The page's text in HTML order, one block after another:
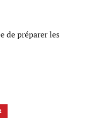
de préparer les